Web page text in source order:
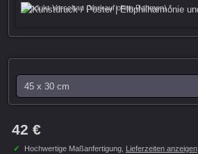
Produkt-Vorschau (Verkauf ohne Rahmen) *
42 €
✓ Hochwertige Maßanfertigung, Lieferzeiten anzeigen